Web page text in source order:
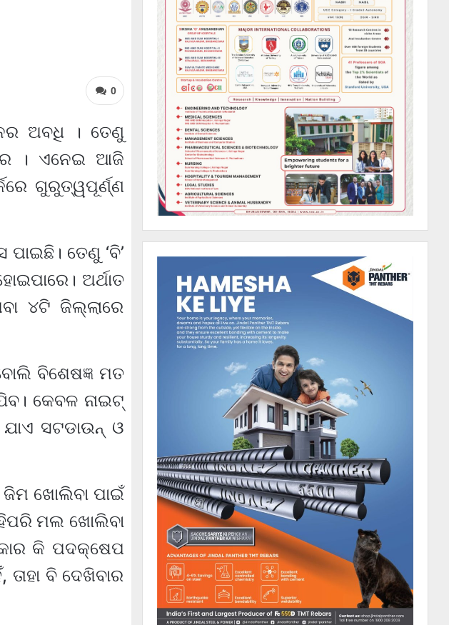
0
ଅବଧି । ତେଣୁ
। ଏନେଇ ଆଜି
ଗୁରୁତ୍ୱପୂର୍ଣ୍ଣ
ତେଣୁ ‘ବି’
ଅର୍ଥାତ
୪ଟି ଜିଲ୍ଲାରେ
ବିଶେଷଜ୍ଞ ମତ
କେବଳ ନାଇଟ୍
ସଟଡାଉନ୍ ଓ
ଖୋଲିବା ପାଇଁ
ମଲ ଖୋଲିବା
କି ପଦକ୍ଷେପ
ବି ଦେଖିବାର